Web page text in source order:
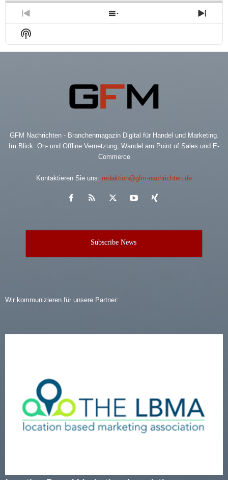
Previous
Episode
Show
Episodes
Next
Show
Podcast
Information
GFM Nachrichten - Branchenmagazin Digital für Handel und Marketing.
Im Blick: On- und Offline Vernetzung, Wandel am Point of Sales und E-
Commerce
Kontaktieren Sie uns: redaktion@gfm-nachrichten.de
Subscribe News
Wir kommunizieren für unsere Partner: